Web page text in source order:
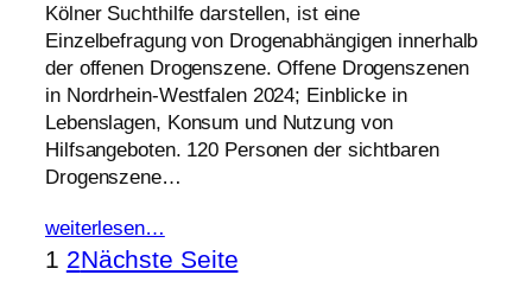
Kölner Suchthilfe darstellen, ist eine
Einzelbefragung von Drogenabhängigen innerhalb
der offenen Drogenszene. Offene Drogenszenen
in Nordrhein-Westfalen 2024; Einblicke in
Lebenslagen, Konsum und Nutzung von
Hilfsangeboten. 120 Personen der sichtbaren
Drogenszene…
weiterlesen…
1 2Nächste Seite